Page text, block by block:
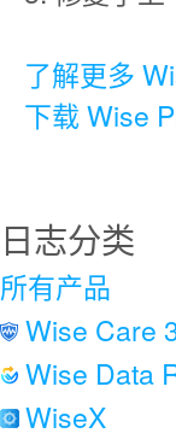
了解更多
下载 Wise
日志分类
所有产品
Wise Care
Wise Data
WiseX